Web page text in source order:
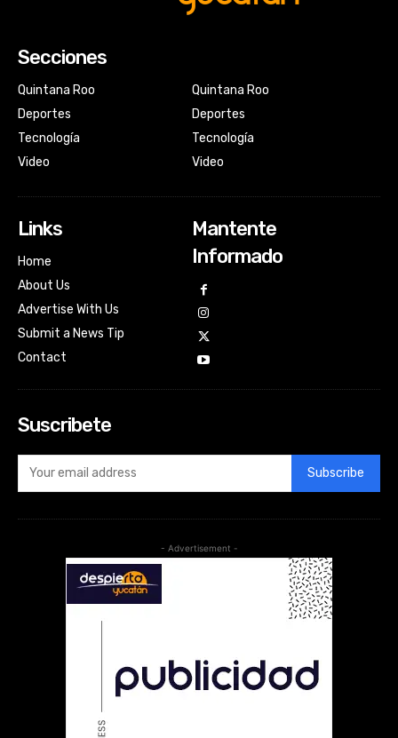
Secciones
Quintana Roo
Deportes
Tecnología
Video
Quintana Roo
Deportes
Tecnología
Video
Links
Home
About Us
Advertise With Us
Submit a News Tip
Contact
Mantente
Informado
Suscribete
Subscribe
- Advertisement -